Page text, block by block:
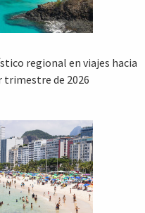
regional en viajes hacia
trimestre de 2026